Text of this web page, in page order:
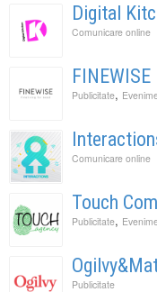
Digital
Comunicare online
FINEWISE
Publicitate,
Comunicare online
Touch
Publicitate,
Publicitate